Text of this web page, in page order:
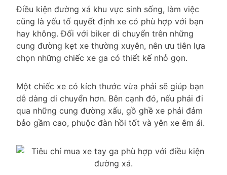
Điều kiện đường xá khu vực sinh sống, làm việc
cũng là yếu tố quyết định xe có phù hợp với bạn
hay không. Đối với biker di chuyển trên những
cung đường kẹt xe thường xuyên, nên ưu tiên lựa
chọn những chiếc xe ga có thiết kế nhỏ gọn.
Một chiếc xe có kích thước vừa phải sẽ giúp bạn
dễ dàng di chuyển hơn. Bên cạnh đó, nếu phải đi
qua những cung đường xấu, gồ ghề xe phải đảm
bảo gầm cao, phuộc đàn hồi tốt và yên xe êm ái.